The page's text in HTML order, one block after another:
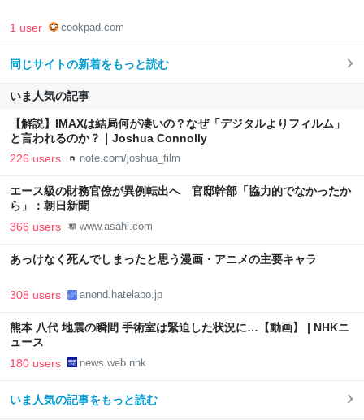
1 user cookpad.com
同じサイトの新着をもっと読む
いま人気の記事
【解説】IMAXは結局何が凄いの？なぜ「デジタルよりフィルム」
と言われるのか？｜Joshua Connolly
226 users note.com/joshua_film
エース級の財務官僚が異例転出へ 官邸幹部「協力的でなかったか
ら」：朝日新聞
366 users www.asahi.com
あっけなく死んでしまったと思う漫画・アニメの主要キャラ
308 users anond.hatelabo.jp
熊本 八代 地震の瞬間 手術室は緊迫した状況に…【動画】 | NHKニ
ュース
180 users news.web.nhk
いま人気の記事をもっと読む